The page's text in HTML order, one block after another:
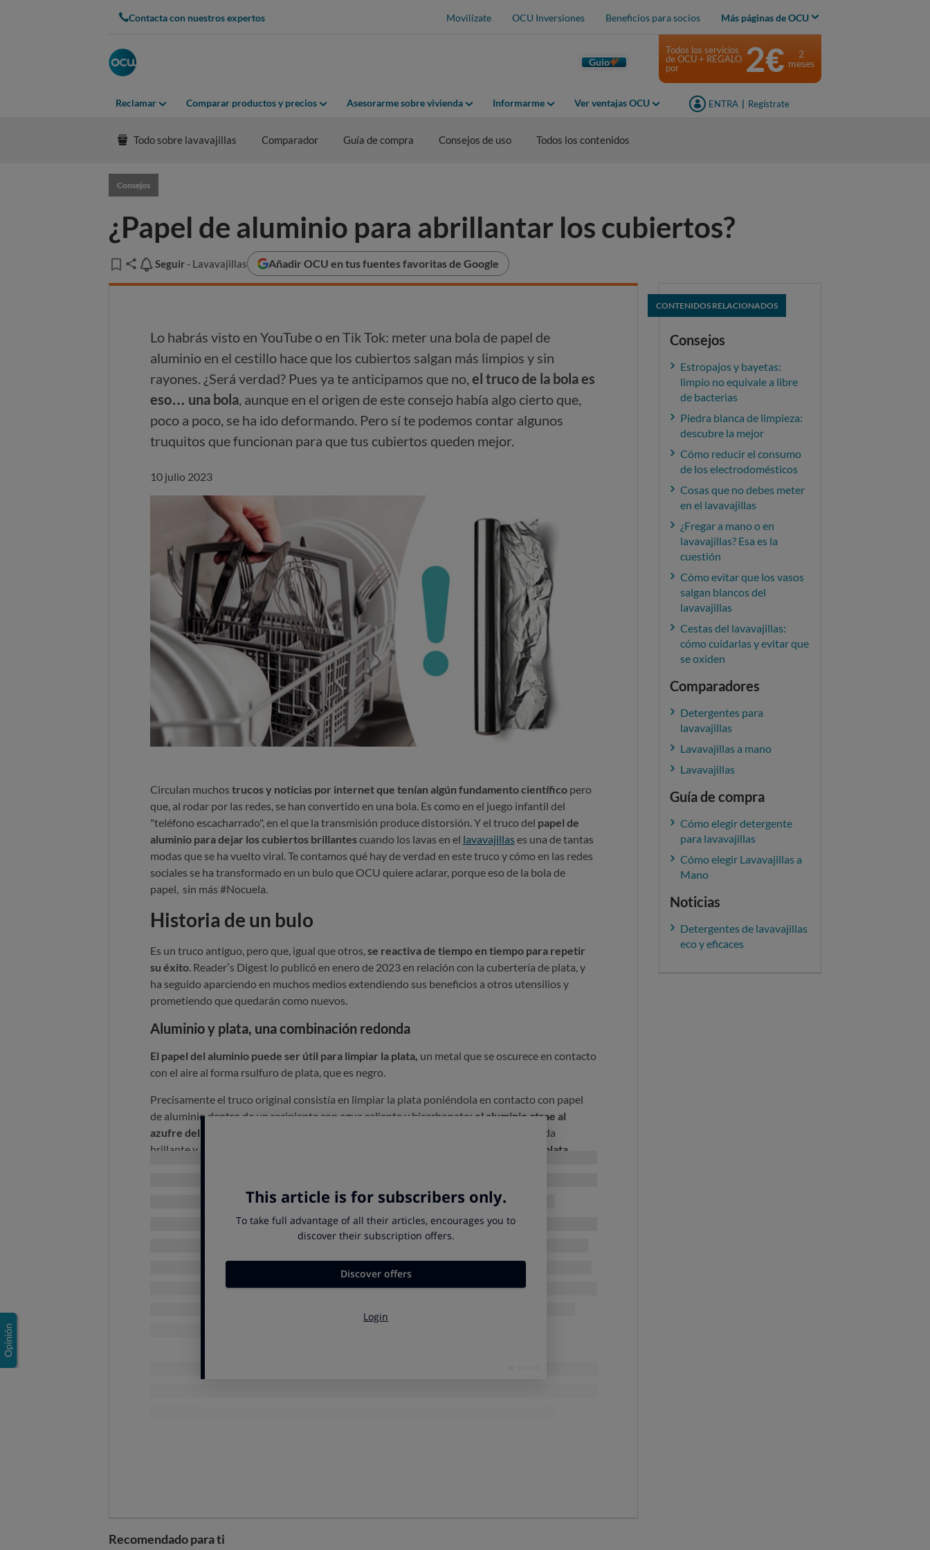
Contacta con nuestros expertos Movilízate OCU Inversiones Beneficios para socios Más páginas de OCU
Guio
Reclamar Comparar productos y precios Asesorarme sobre vivienda Informarme Ver ventajas OCU ENTRA Regístrate
Todos los servicios
de OCU + REGALO
por
2€
2
meses
Todo sobre lavavajillas Comparador Guía de compra Consejos de uso Todos los contenidos
Consejos
¿Papel de aluminio para abrillantar los cubiertos?
Seguir
Seguir - Lavavajillas Añadir OCU en tus fuentes favoritas de Google
Lo habrás visto en YouTube o en Tik Tok: meter una bola de papel de
aluminio en el cestillo hace que los cubiertos salgan más limpios y sin
rayones. ¿Será verdad? Pues ya te anticipamos que no, el truco de la bola es
eso… una bola, aunque en el origen de este consejo había algo cierto que,
poco a poco, se ha ido deformando. Pero sí te podemos contar algunos
truquitos que funcionan para que tus cubiertos queden mejor.
10 julio 2023
Circulan muchos trucos y noticias por internet que tenían algún fundamento científico pero
que, al rodar por las redes, se han convertido en una bola. Es como en el juego infantil del
"teléfono escacharrado", en el que la transmisión produce distorsión. Y el truco del papel de
aluminio para dejar los cubiertos brillantescuando los lavas en el lavavajillases una de tantas
modas que se ha vuelto viral. Te contamos qué hay de verdad en este truco y cómo en las redes
sociales se ha transformado en un bulo que OCU quiere aclarar, porque eso de la bola de
papel, sin más #Nocuela.
Historia de un bulo
Es un truco antiguo, pero que, igual que otros, se reactiva de tiempo en tiempo para repetir
su éxito. Reader’s Digest lo publicó en enero de 2023 en relación con la cubertería de plata, y
ha seguido aparciendo en muchos medios extendiendo sus beneficios a otros utensilios y
prometiendo que quedarán como nuevos.
Aluminio y plata, una combinación redonda
El papel del aluminio puede ser útil para limpiar la plata, un metal que se oscurece en contacto
con el aire al forma rsulfuro de plata, que es negro.
Precisamente el truco original consistía en limpiar la plata poniéndola en contacto con papel
de aluminio dentro de un recipiente con agua caliente y bicarbonato: el aluminio atrae al
azufre del sulfuro de plata para formar sulfuro de aluminio
, con lo que la plata queda
brillante y lo que se oscurece es el papel de aluminio. La
cubertería y los objetos de plata
Pero al ir circulando por las redes este truco de limpieza se ha "manipulado": alguien decidió
actualizarlo y cambió la plata por los cubiertos y el recipiente con agua, por un lavavajillas... y el
resultado es una información que no es verdad, es un bulo.
El truco de la bola de aluminio no te va a funcionar con tu cubertería de diario
una marca en el reverso que indica la aleación, por ejemplo 18/10
Recomendado para ti
CONTENIDOS RELACIONADOS
Consejos
Estropajos y bayetas:
limpio no equivale a libre
de bacterias
Piedra blanca de limpieza:
descubre la mejor
Cómo reducir el consumo
de los electrodomésticos
Cosas que no debes meter
en el lavavajillas
¿Fregar a mano o en
lavavajillas? Esa es la
cuestión
Cómo evitar que los vasos
salgan blancos del
lavavajillas
Cestas del lavavajillas:
cómo cuidarlas y evitar que
se oxiden
Comparadores
Detergentes para
lavavajillas
Lavavajillas a mano
Lavavajillas
Guía de compra
Cómo elegir detergente
para lavavajillas
Cómo elegir Lavavajillas a
Mano
Noticias
Detergentes de lavavajillas
eco y eficaces